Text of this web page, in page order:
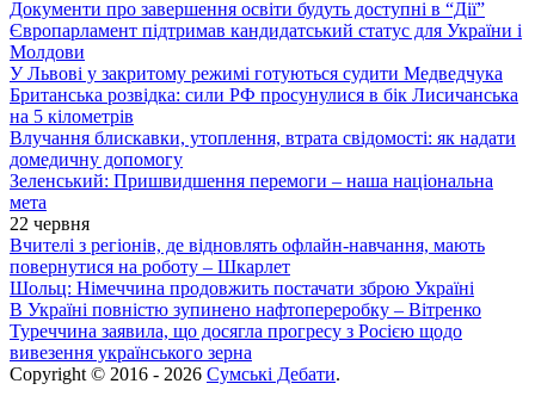
Документи про завершення освіти будуть доступні в “Дії”
Європарламент підтримав кандидатський статус для України і
Молдови
У Львові у закритому режимі готуються судити Медведчука
Британська розвідка: сили РФ просунулися в бік Лисичанська
на 5 кілометрів
Влучання блискавки, утоплення, втрата свідомості: як надати
домедичну допомогу
Зеленський: Пришвидшення перемоги – наша національна
мета
22 червня
Вчителі з регіонів, де відновлять офлайн-навчання, мають
повернутися на роботу – Шкарлет
Шольц: Німеччина продовжить постачати зброю Україні
В Україні повністю зупинено нафтопереробку – Вітренко
Туреччина заявила, що досягла прогресу з Росією щодо
вивезення українського зерна
Copyright © 2016 - 2026 Сумські Дебати.